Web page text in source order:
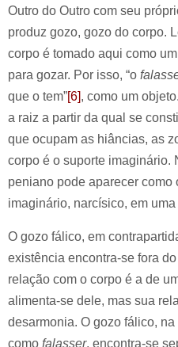
Outro do Outro com seu
produz gozo, gozo do corpo.
corpo é tomado aqui como
para gozar. Por isso, “o
que o tem”[6], como um
a raiz a partir da qual se
que ocupam as hiâncias, as
corpo é o suporte imaginário.
peniano pode aparecer
imaginário, narcísico, em
O gozo fálico, em
existência encontra-se fora
relação com o corpo é a de
alimenta-se dele, mas sua
desarmonia. O gozo fálico,
como falasser, encontra-se